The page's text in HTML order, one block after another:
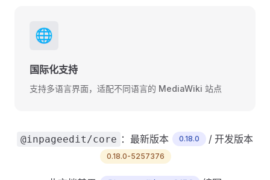
🌐
国际化支持
支持多语言界面，适配不同语言的 MediaWiki 站点
@inpageedit/core ：最新版本 0.18.0 / 开发版本
0.18.0-5257376